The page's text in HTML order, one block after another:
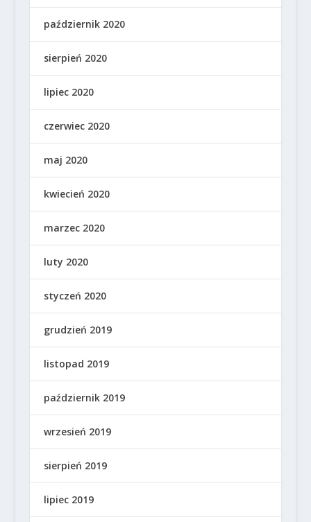
październik 2020
sierpień 2020
lipiec 2020
czerwiec 2020
maj 2020
kwiecień 2020
marzec 2020
luty 2020
styczeń 2020
grudzień 2019
listopad 2019
październik 2019
wrzesień 2019
sierpień 2019
lipiec 2019